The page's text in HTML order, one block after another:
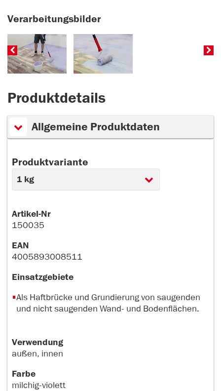
Verarbeitungsbilder
Produktdetails
Allgemeine Produktdaten
Produktvariante
Artikel-Nr
150035
EAN
4005893008511
Einsatzgebiete
Als Haftbrücke und Grundierung von saugenden
und nicht saugenden Wand- und Bodenflächen.
Verwendung
außen, innen
Farbe
milchig-violett